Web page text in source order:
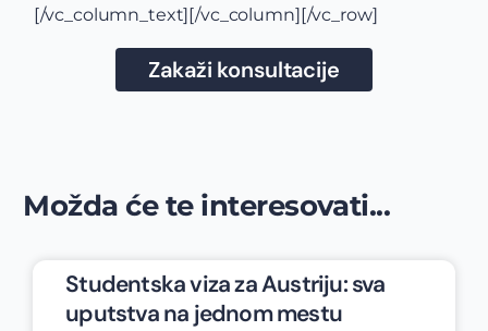
[/vc_column_text][/vc_column][/vc_row]
Zakaži konsultacije
Možda će te interesovati...
Studentska viza za Austriju: sva
uputstva na jednom mestu